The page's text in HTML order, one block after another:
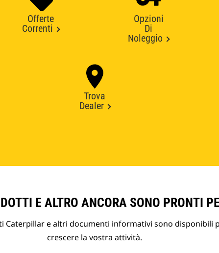
Offerte
Correnti
Opzioni
Di
Noleggio
Trova
Dealer
E ALTRO ANCORA SONO PRONTI
Caterpillar e altri documenti informativi sono disponibili
crescere la vostra attività.